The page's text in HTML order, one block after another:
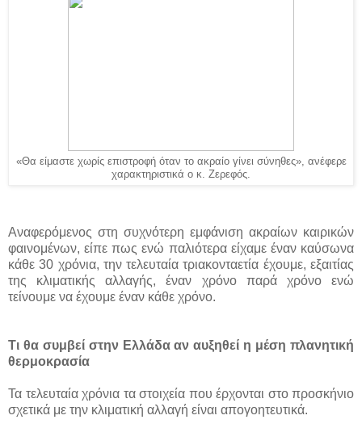
«Θα είμαστε χωρίς επιστροφή όταν το ακραίο γίνει σύνηθες», ανέφερε
χαρακτηριστικά ο κ. Ζερεφός.
Αναφερόμενος στη συχνότερη εμφάνιση ακραίων καιρικών
φαινομένων, είπε πως ενώ παλιότερα είχαμε έναν καύσωνα
κάθε 30 χρόνια, την τελευταία τριακονταετία έχουμε, εξαιτίας
της κλιματικής αλλαγής, έναν χρόνο παρά χρόνο ενώ
τείνουμε να έχουμε έναν κάθε χρόνο.
Τι θα συμβεί στην Ελλάδα αν αυξηθεί η μέση πλανητική
θερμοκρασία
Τα τελευταία χρόνια τα στοιχεία που έρχονται στο προσκήνιο
σχετικά με την κλιματική αλλαγή είναι απογοητευτικά.